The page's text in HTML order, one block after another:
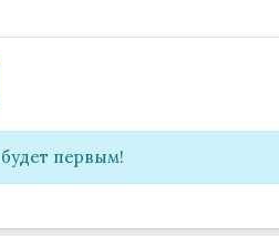
первым!